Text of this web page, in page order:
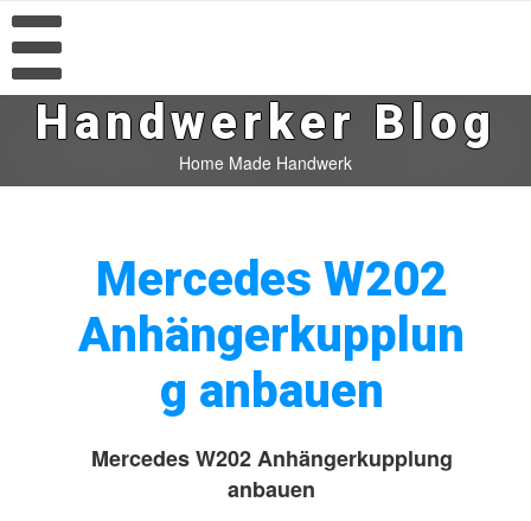
Handwerker Blog
Home Made Handwerk
Mercedes W202
Anhängerkupplun
g anbauen
Mercedes W202 Anhängerkupplung
anbauen